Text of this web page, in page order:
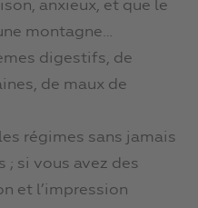
anxieux, et que le
montagne…
digestifs, de
de maux de
régimes sans jamais
; si vous avez des
et l’impression